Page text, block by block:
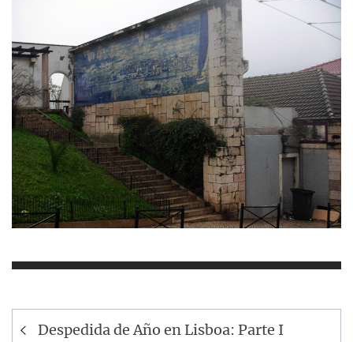
Navegación
Despedida de Año en Lisboa: Parte I